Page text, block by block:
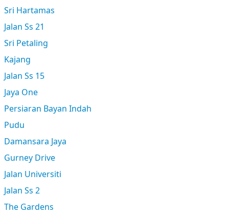
Sri Hartamas
Jalan Ss 21
Sri Petaling
Kajang
Jalan Ss 15
Jaya One
Persiaran Bayan Indah
Pudu
Damansara Jaya
Gurney Drive
Jalan Universiti
Jalan Ss 2
The Gardens